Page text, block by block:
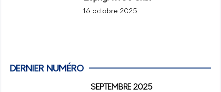
16 octobre 2025
DERNIER NUMÉRO
SEPTEMBRE 2025